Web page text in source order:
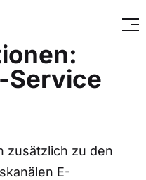
Service
zusätzlich zu den
E-